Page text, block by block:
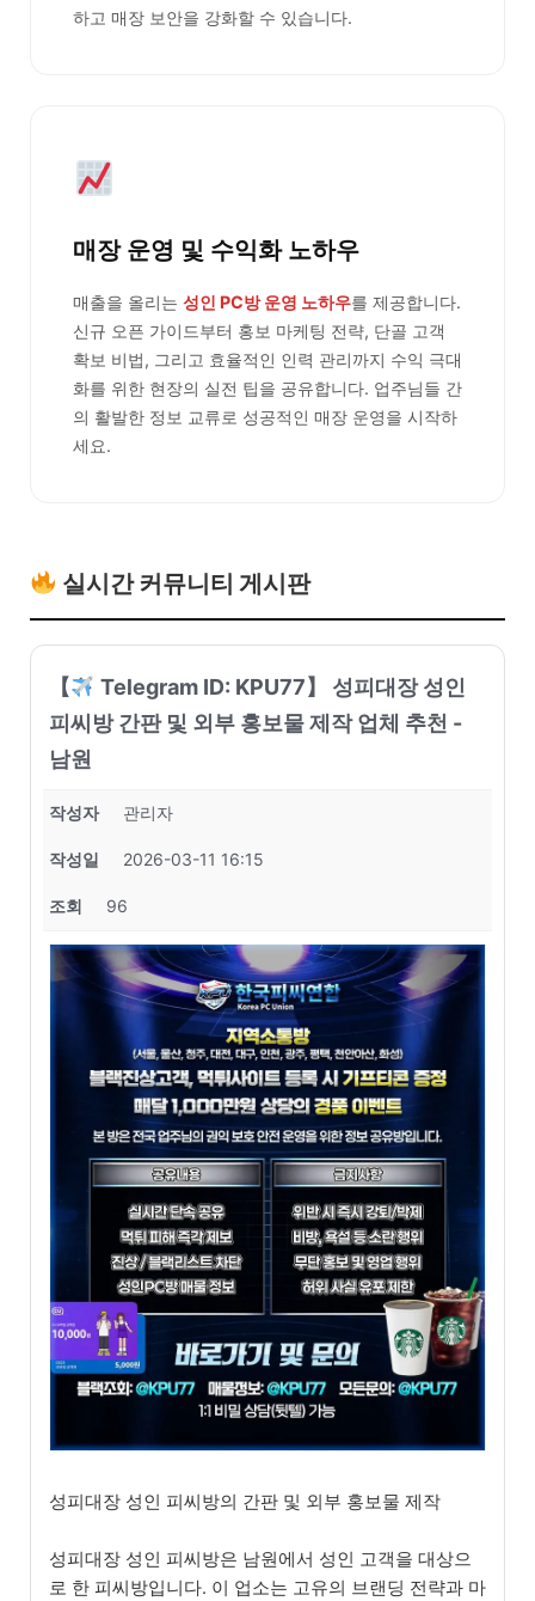
하고 매장 보안을 강화할 수 있습니다.
매장 운영 및 수익화 노하우
매출을 올리는 성인 PC방 운영 노하우를 제공합니다.
신규 오픈 가이드부터 홍보 마케팅 전략, 단골 고객
확보 비법, 그리고 효율적인 인력 관리까지 수익 극대
화를 위한 현장의 실전 팁을 공유합니다. 업주님들 간
의 활발한 정보 교류로 성공적인 매장 운영을 시작하
세요.
실시간 커뮤니티 게시판
【
Telegram ID: KPU77】 성피대장 성인
피씨방 간판 및 외부 홍보물 제작 업체 추천 -
남원
작성자 관리자
작성일 2026-03-11 16:15
조회 96
성피대장 성인 피씨방의 간판 및 외부 홍보물 제작
성피대장 성인 피씨방은 남원에서 성인 고객을 대상으
로 한 피씨방입니다. 이 업소는 고유의 브랜딩 전략과 마